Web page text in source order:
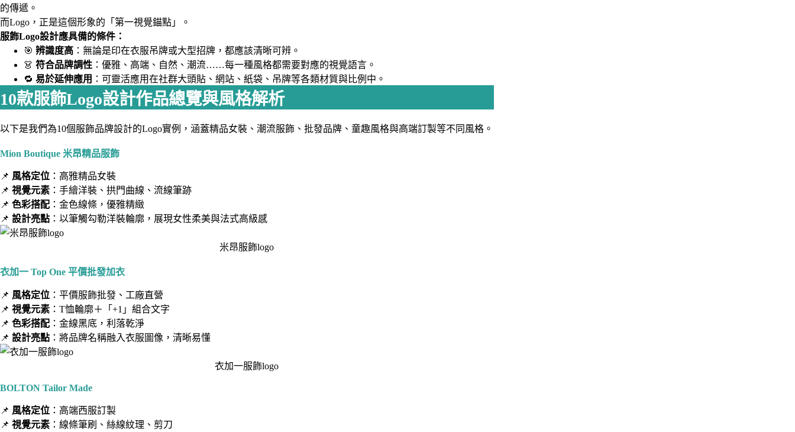
的傳遞。
而Logo，正是這個形象的「第一視覺錨點」。
服飾Logo設計應具備的條件：
🎯 辨識度高 ：無論是印在衣服吊牌或大型招牌，都應該清晰可辨。
👗 符合品牌調性 ：優雅、高端、自然、潮流……每一種風格都需要對應的視覺語言。
🔁 易於延伸應用 ：可靈活應用在社群大頭貼、網站、紙袋、吊牌等各類材質與比例中。
10款服飾Logo設計作品總覽與風格解析
以下是我們為10個服飾品牌設計的Logo實例，涵蓋精品女裝、潮流服飾、批發品牌、童趣風格與高端訂製等不同風格。
Mion Boutique 米昂精品服飾
📌 風格定位 ：高雅精品女裝
📌 視覺元素 ：手繪洋裝、拱門曲線、流線筆跡
📌 色彩搭配 ：金色線條，優雅精緻
📌 設計亮點 ：以筆觸勾勒洋裝輪廓，展現女性柔美與法式高級感
米昂服飾logo
衣加一 Top One 平價批發加衣
📌 風格定位 ：平價服飾批發、工廠直營
📌 視覺元素 ：T恤輪廓＋「+1」組合文字
📌 色彩搭配 ：金線黑底，利落乾淨
📌 設計亮點 ：將品牌名稱融入衣服圖像，清晰易懂
衣加一服飾logo
BOLTON Tailor Made
📌 風格定位 ：高端西服訂製
📌 視覺元素 ：線條筆刷、絲線紋理、剪刀